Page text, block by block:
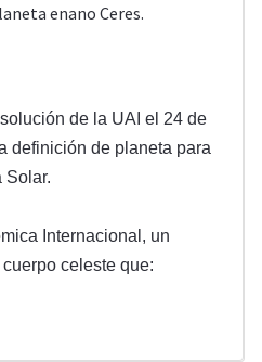
enano Ceres.
de la UAI el 24 de
definición de planeta para
Solar.
Internacional, un
celeste que: